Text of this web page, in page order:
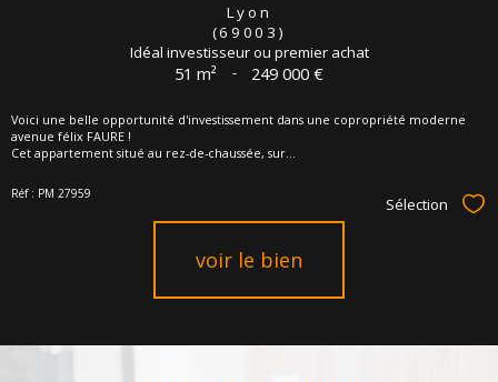
Lyon
(69003)
Idéal investisseur ou premier achat
51 m² - 249 000 €
Voici une belle opportunité d'investissement dans une copropriété moderne
avenue félix FAURE !
Cet appartement situé au rez-de-chaussée, sur...
Réf : PM 27959
Sélection
voir le bien